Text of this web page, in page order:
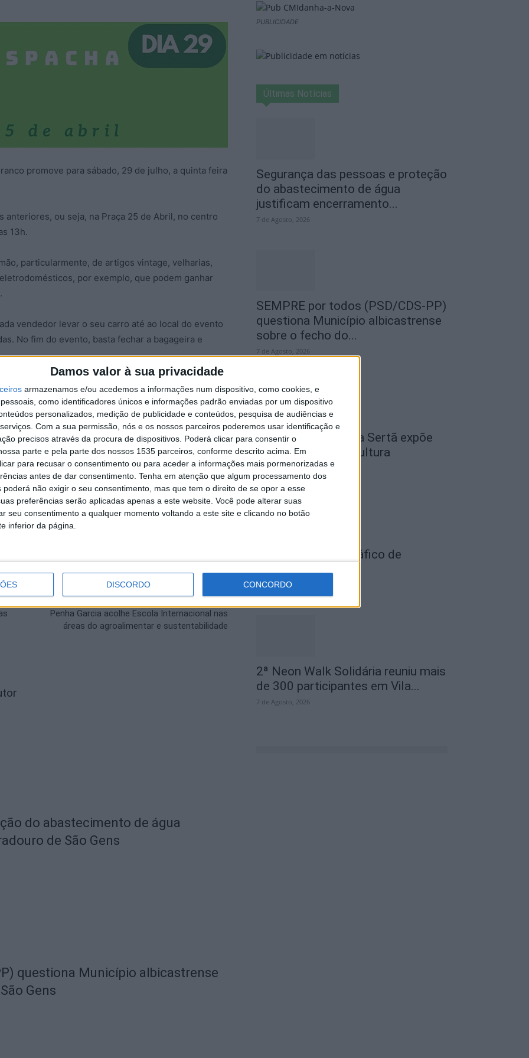
Damos valor à sua privacidade
armazenamos e/ou acedemos a informações num dispositivo, como cookies, e
como identificadores únicos e informações padrão enviadas por um dispositivo
personalizados, medição de publicidade e conteúdos, pesquisa de audiências e
Com a sua permissão, nós e os nossos parceiros poderemos usar identificação e
precisos através da procura de dispositivos. Poderá clicar para consentir o
parte e pela parte dos nossos 1535 parceiros, conforme descrito acima. Em
para recusar o consentimento ou para aceder a informações mais pormenorizadas e
antes de dar consentimento. Tenha em atenção que algum processamento dos
poderá não exigir o seu consentimento, mas que tem o direito de se opor a esse
preferências serão aplicadas apenas a este website. Você pode alterar suas
seu consentimento a qualquer momento voltando a este site e clicando no botão
inferior da página.
DISCORDO CONCORDO
promove para sábado, 29 de julho, a quinta feira
anteriores, ou seja, na Praça 25 de Abril, no centro
13h.
particularmente, de artigos vintage, velharias,
por exemplo, que podem ganhar
vendedor levar o seu carro até ao local do evento
No fim do evento, basta fechar a bagageira e
de todas as idades e uma boa oportunidade
acessível. A realização deste evento também tem
de produção, contribuindo para a
caseiro.
Próximo artigo
Penha Garcia acolhe Escola Internacional nas
áreas do agroalimentar e sustentabilidade
do abastecimento de água
de São Gens
questiona Município albicastrense
Gens
PUBLICIDADE
Últimas Notícias
Segurança das pessoas e proteção
do abastecimento de água
justificam encerramento...
7 de Agosto, 2026
SEMPRE por todos (PSD/CDS-PP)
questiona Município albicastrense
sobre o fecho do...
7 de Agosto, 2026
Academia Sénior da Sertã expõe
artes na Casa da Cultura
7 de Agosto, 2026
Dois detidos por tráfico de
estupefaciente
7 de Agosto, 2026
2ª Neon Walk Solidária reuniu mais
de 300 participantes em Vila...
7 de Agosto, 2026